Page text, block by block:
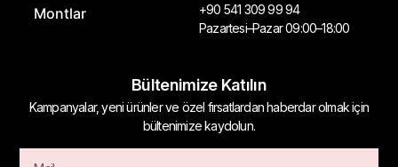
Montlar
+90 541 309 99 94
Pazartesi–Pazar 09:00–18:00
Bültenimize Katılın
Kampanyalar, yeni ürünler ve özel fırsatlardan haberdar olmak için
bültenimize kaydolun.